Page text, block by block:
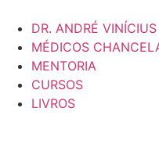
DR. ANDRÉ VINÍCIUS
MÉDICOS
MENTORIA
CURSOS
LIVROS